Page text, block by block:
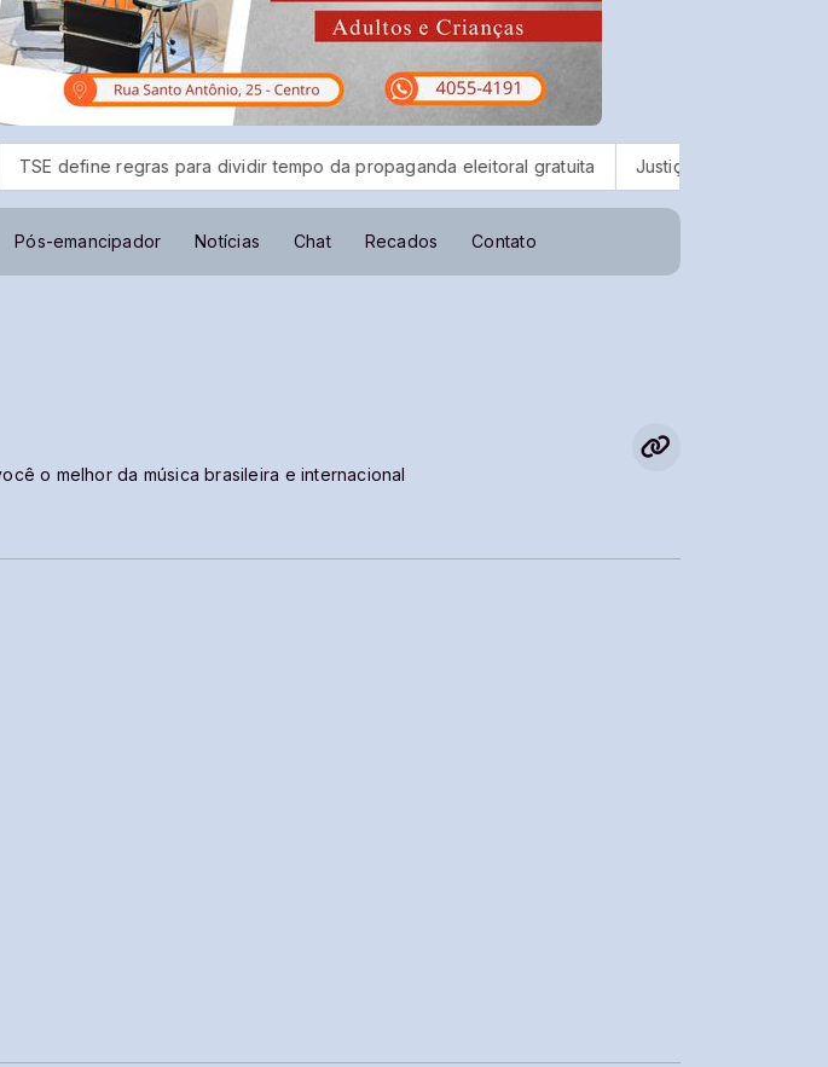
regras para dividir tempo da propaganda eleitoral gratuita Justiça mantém suspensa
Pós-emancipador Notícias Chat Recados Contato
o melhor da música brasileira e internacional